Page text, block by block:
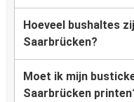
Hoeveel bushaltes
Saarbrücken?
Moet ik mijn
Saarbrücken